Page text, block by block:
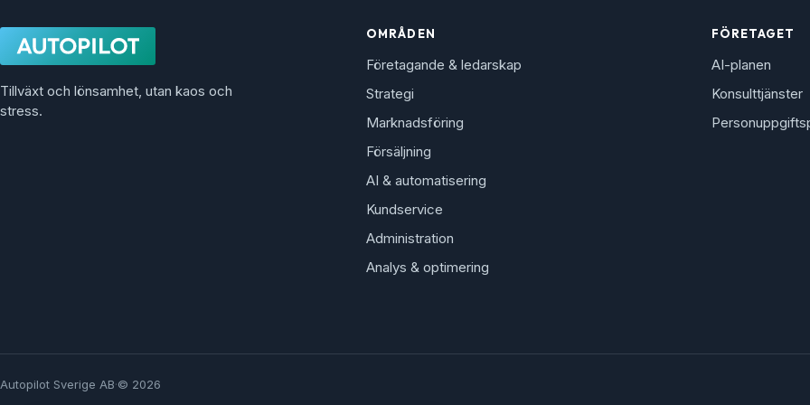
Tillväxt och lönsamhet, utan kaos och
stress.
OMRÅDEN
Företagande & ledarskap
Strategi
Marknadsföring
Försäljning
AI & automatisering
Kundservice
Administration
Analys & optimering
FÖRETAGET
AI-planen
Konsulttjänster
Autopilot Sverige AB·© 2026